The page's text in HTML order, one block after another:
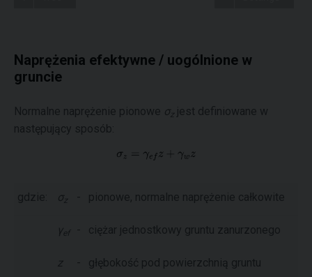
Naprężenia efektywne / uogólnione w
gruncie
Normalne naprężenie pionowe σz jest definiowane w
następujący sposób:
gdzie: σz - pionowe, normalne naprężenie całkowite
γ ef - ciężar jednostkowy gruntu zanurzonego
z - głębokość pod powierzchnią gruntu